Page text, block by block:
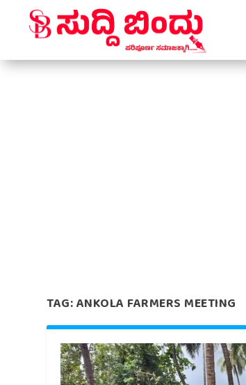
TAG:ANKOLA FARMERS MEETING